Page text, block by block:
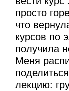
просто
что
курсов по
получила
Меня
лекцию: